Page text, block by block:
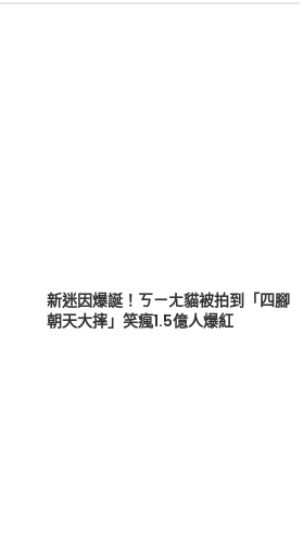
新迷因爆誕！ㄎㄧㄤ貓被拍到「四腳
朝天大摔」笑瘋1.5億人爆紅